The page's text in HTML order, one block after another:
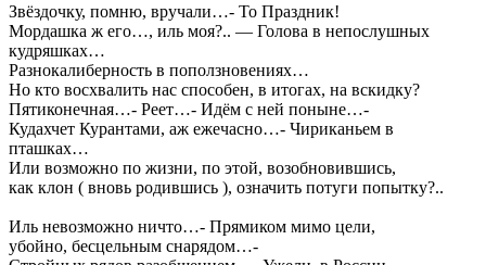
Звёздочку, помню, вручали…- То Праздник!
Мордашка ж его…, иль моя?.. — Голова в непослушных
кудряшках…
Разнокалиберность в поползновениях…
Но кто восхвалить нас способен, в итогах, на вскидку?
Пятиконечная…- Реет…- Идём с ней поныне…-
Кудахчет Курантами, аж ежечасно…- Чириканьем в
пташках…
Или возможно по жизни, по этой, возобновившись,
как клон ( вновь родившись ), означить потуги попытку?..
Иль невозможно ничто…- Прямиком мимо цели,
убойно, бесцельным снарядом…-